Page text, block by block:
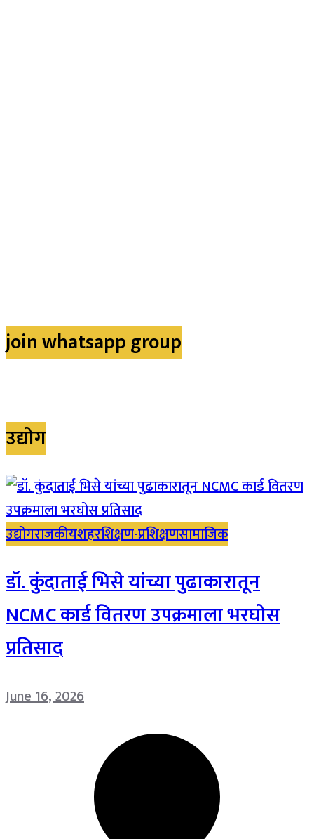
join whatsapp group
उद्योग
उद्योगराजकीयशहरशिक्षण-प्रशिक्षणसामाजिक
डॉ. कुंदाताई भिसे यांच्या पुढाकारातून
NCMC कार्ड वितरण उपक्रमाला भरघोस
प्रतिसाद
June 16, 2026